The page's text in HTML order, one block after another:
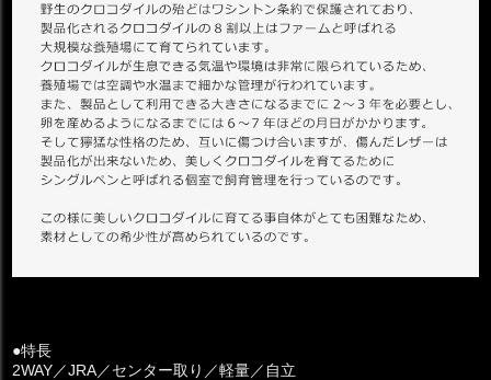
●特長
2WAY／JRA／センター取り／軽量／自立